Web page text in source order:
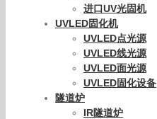
进口UV光固机
UVLED固化机
UVLED点光源
UVLED线光源
UVLED面光源
UVLED固化设备
隧道炉
IR隧道炉